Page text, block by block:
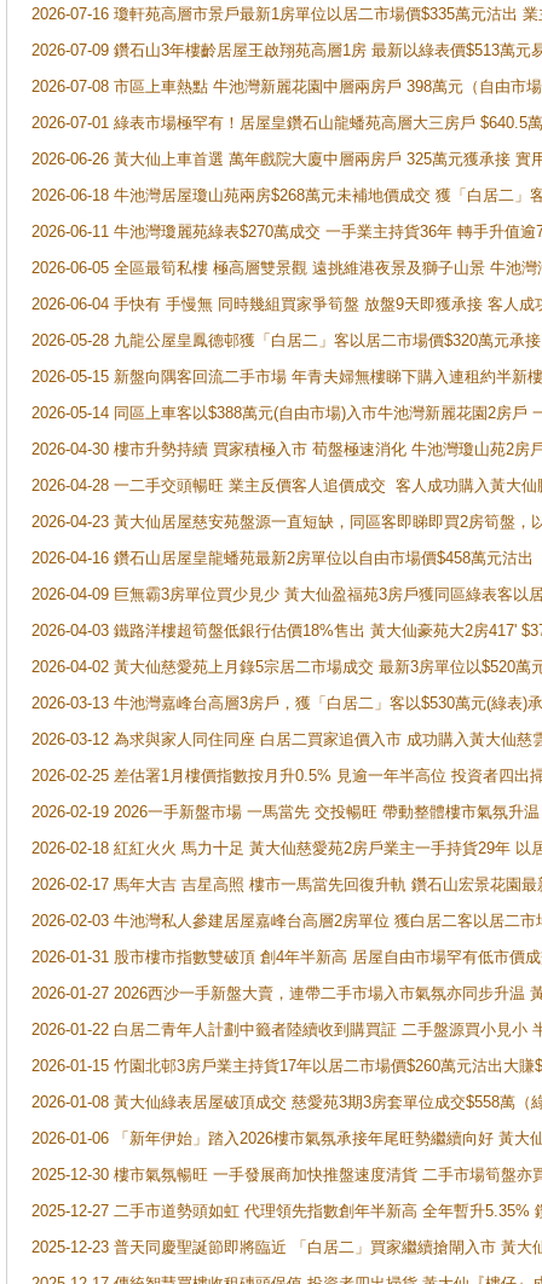
2026-07-16 瓊軒苑高層市景戶最新1房單位以居二市場價$335萬元沽出
2026-07-09 鑽石山3年樓齡居屋王啟翔苑高層1房 最新以綠表價$513萬元
2026-07-08 市區上車熱點 牛池灣新麗花園中層兩房戶 398萬元（自由市
2026-07-01 綠表市場極罕有！居屋皇鑽石山龍蟠苑高層大三房戶
2026-06-26 黃大仙上車首選 萬年戲院大廈中層兩房戶 325萬元獲承接 實
2026-06-18 牛池灣居屋瓊山苑兩房$268萬元未補地價成交 獲「白居二」
2026-06-11 牛池灣瓊麗苑綠表$270萬成交 一手業主持貨36年 轉手升值逾
2026-06-05 全區最筍私樓 極高層雙景觀 遠挑維港夜景及獅子山景 牛池
2026-06-04 手快有 手慢無 同時幾組買家爭筍盤 放盤9天即獲承接 客人
2026-05-28 九龍公屋皇鳳德邨獲「白居二」客以居二市場價$320萬元承接
2026-05-15 新盤向隅客回流二手市場 年青夫婦無樓睇下購入連租約半新
2026-05-14 同區上車客以$388萬元(自由市場)入市牛池灣新麗花園2房戶
2026-04-30 樓市升勢持續 買家積極入市 荀盤極速消化 牛池灣瓊山苑2房
2026-04-28 一二手交頭暢旺 業主反價客人追價成交 客人成功購入黃大
2026-04-23 黃大仙居屋慈安苑盤源一直短缺，同區客即睇即買2房筍盤，
2026-04-16 鑽石山居屋皇龍蟠苑最新2房單位以自由市場價$458萬元沽出
2026-04-09 巨無霸3房單位買少見少 黃大仙盈福苑3房戶獲同區綠表客以
2026-04-03 鐵路洋樓超筍盤低銀行估價18%售出 黃大仙豪苑大2房417'
2026-04-02 黃大仙慈愛苑上月錄5宗居二市場成交 最新3房單位以$520萬
2026-03-13 牛池灣嘉峰台高層3房戶，獲「白居二」客以$530萬元(綠表)
2026-03-12 為求與家人同住同座 白居二買家追價入市 成功購入黃大仙
2026-02-25 差估署1月樓價指數按月升0.5% 見逾一年半高位 投資者四
2026-02-19 2026一手新盤市場 一馬當先 交投暢旺 帶動整體樓市氣氛升
2026-02-18 紅紅火火 馬力十足 黃大仙慈愛苑2房戶業主一手持貨29年 以
2026-02-17 馬年大吉 吉星高照 樓市一馬當先回復升軌 鑽石山宏景花園
2026-02-03 牛池灣私人參建居屋嘉峰台高層2房單位 獲白居二客以居二市
2026-01-31 股市樓市指數雙破頂 創4年半新高 居屋自由市場罕有低市價
2026-01-27 2026西沙一手新盤大賣，連帶二手市場入市氣氛亦同步升温
2026-01-22 白居二青年人計劃中籤者陸續收到購買証 二手盤源買小見小
2026-01-15 竹園北邨3房戶業主持貨17年以居二市場價$260萬元沽出大賺
2026-01-08 黃大仙綠表居屋破頂成交 慈愛苑3期3房套單位成交$558萬（
2026-01-06 「新年伊始」踏入2026樓市氣氛承接年尾旺勢繼續向好 黃
2025-12-30 樓市氣氛暢旺 一手發展商加快推盤速度清貨 二手市場筍盤
2025-12-27 二手市道勢頭如虹 代理領先指數創年半新高 全年暫升5.35%
2025-12-23 普天同慶聖誕節即將臨近 「白居二」買家繼續搶閘入市 黃